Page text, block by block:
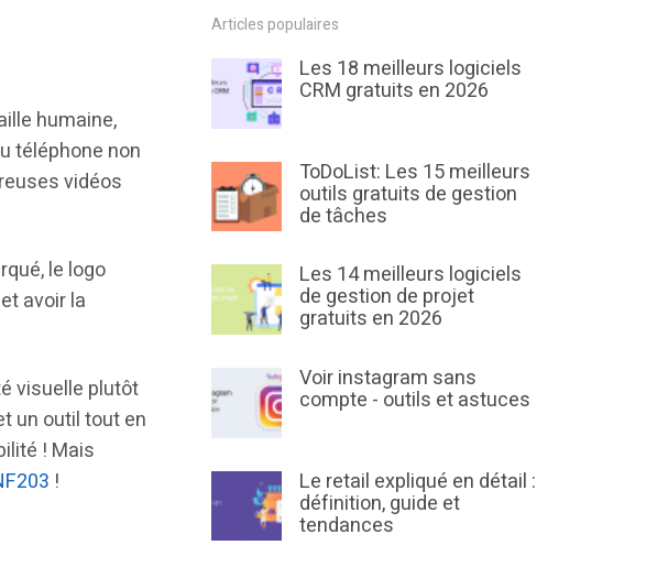
humaine,
téléphone non
vidéos
le logo
avoir la
visuelle plutôt
un outil tout en
! Mais
!
Articles populaires
Les 18 meilleurs logiciels
CRM gratuits en 2026
ToDoList: Les 15 meilleurs
outils gratuits de gestion
de tâches
Les 14 meilleurs logiciels
de gestion de projet
gratuits en 2026
Voir instagram sans
compte - outils et astuces
Le retail expliqué en détail :
définition, guide et
tendances